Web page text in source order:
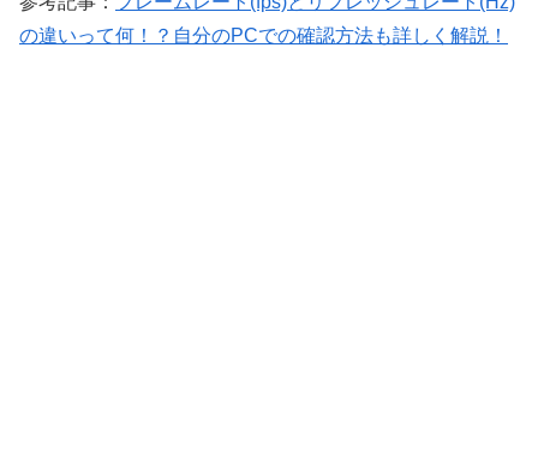
の違いって何！？自分のPCでの確認方法も詳しく解説！